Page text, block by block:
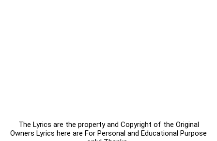
The Lyrics are the property and Copyright of the Original
Owners Lyrics here are For Personal and Educational Purpose